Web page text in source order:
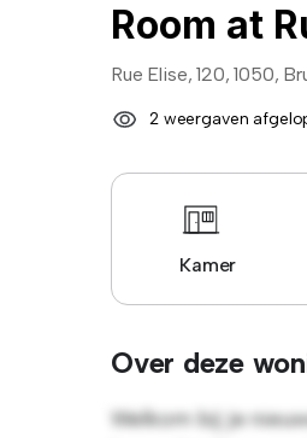
Room at
Rue Elise, 120, 1050,
2 weergaven
Kamer
Over deze
Welkom bij je